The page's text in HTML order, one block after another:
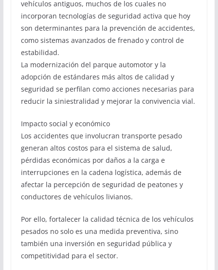
vehículos antiguos, muchos de los cuales no
incorporan tecnologías de seguridad activa que hoy
son determinantes para la prevención de accidentes,
como sistemas avanzados de frenado y control de
estabilidad.
La modernización del parque automotor y la
adopción de estándares más altos de calidad y
seguridad se perfilan como acciones necesarias para
reducir la siniestralidad y mejorar la convivencia vial.
Impacto social y económico
Los accidentes que involucran transporte pesado
generan altos costos para el sistema de salud,
pérdidas económicas por daños a la carga e
interrupciones en la cadena logística, además de
afectar la percepción de seguridad de peatones y
conductores de vehículos livianos.
Por ello, fortalecer la calidad técnica de los vehículos
pesados no solo es una medida preventiva, sino
también una inversión en seguridad pública y
competitividad para el sector.